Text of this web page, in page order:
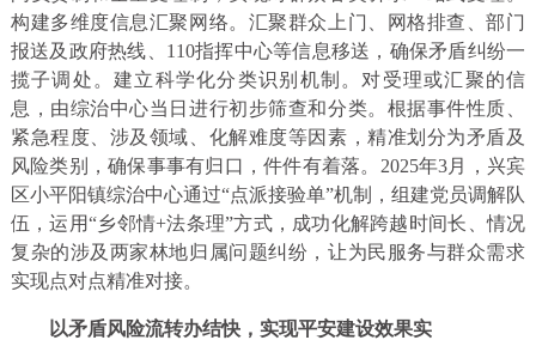
构建多维度信息汇聚网络。汇聚群众上门、网格排查、部门
报送及政府热线、110指挥中心等信息移送，确保矛盾纠纷一
揽子调处。建立科学化分类识别机制。对受理或汇聚的信
息，由综治中心当日进行初步筛查和分类。根据事件性质、
紧急程度、涉及领域、化解难度等因素，精准划分为矛盾及
风险类别，确保事事有归口，件件有着落。2025年3月，兴宾
区小平阳镇综治中心通过“点派接验单”机制，组建党员调解队
伍，运用“乡邻情+法条理”方式，成功化解跨越时间长、情况
复杂的涉及两家林地归属问题纠纷，让为民服务与群众需求
实现点对点精准对接。
以矛盾风险流转办结快，实现平安建设效果实